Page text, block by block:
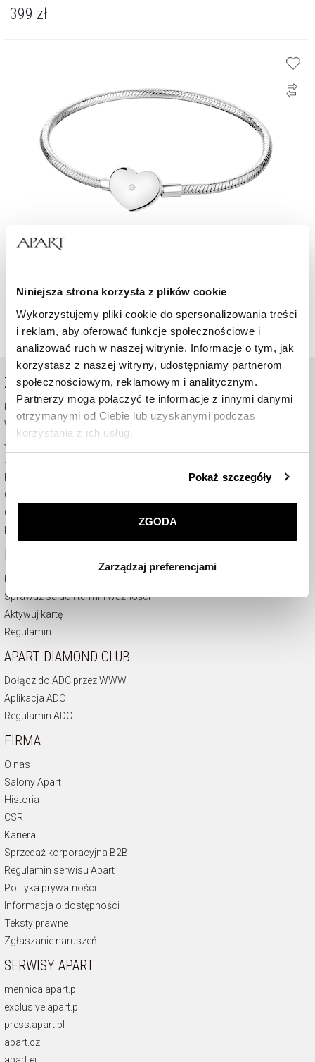
Niniejsza strona korzysta z plików cookie
Wykorzystujemy pliki cookie do spersonalizowania treści
i reklam, aby oferować funkcje społecznościowe i
analizować ruch w naszej witrynie. Informacje o tym, jak
korzystasz z naszej witryny, udostępniamy partnerom
społecznościowym, reklamowym i analitycznym.
Partnerzy mogą połączyć te informacje z innymi danymi
otrzymanymi od Ciebie lub uzyskanymi podczas
korzystania z ich usług.
przez nas plików cookie znajdziesz wPolityce
prywatności.
korzystamy. Możesz również wybrać jaki rodzaj plików
Zarządzaj preferencjami. W każdej chwili możesz
dokonać zmiany wybranych przez Ciebie plików cookie.
Pokaż szczegóły
ZGODA
Zarządzaj preferencjami
399 zł
339 zł
ZAKUPY ONLINE
Pomoc - częste pytania
Wysyłka i płatność
Jak kupować
Zwrot
Regulamin
Certyfikaty
Odstąpienie od umowy
Kontakt
KARTY PODARUNKOWE
Kup kartę podarunkową
Sprawdź saldo i termin ważności
Aktywuj kartę
Regulamin
APART DIAMOND CLUB
Dołącz do ADC przez WWW
Aplikacja ADC
Regulamin ADC
FIRMA
O nas
Salony Apart
Historia
CSR
Kariera
Sprzedaż korporacyjna B2B
Regulamin serwisu Apart
Polityka prywatności
Informacja o dostępności
Teksty prawne
Zgłaszanie naruszeń
SERWISY APART
mennica.apart.pl
exclusive.apart.pl
press.apart.pl
apart.cz